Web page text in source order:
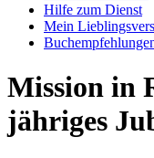
Hilfe zum Dienst
Mein Lieblingsvers
Mission in
jähriges